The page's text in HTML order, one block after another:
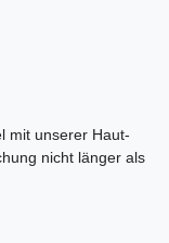
mit unserer Haut-
nicht länger als